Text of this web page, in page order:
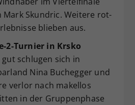
Mark Skundric. Weitere rot-
blieben aus.
2-Turnier in Krsko
gut schlugen sich in
Nina Buchegger und
verlor nach makellos
in der Gruppenphase